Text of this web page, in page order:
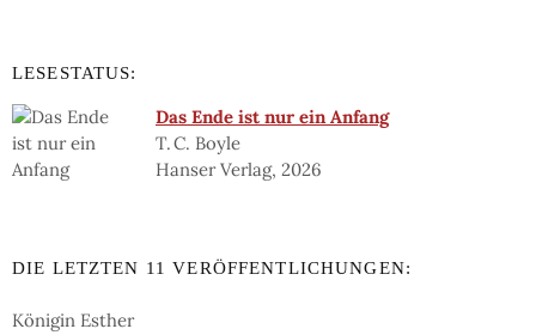
LESESTATUS:
Das Ende ist nur ein Anfang
T. C. Boyle
Hanser Verlag, 2026
DIE LETZTEN 11 VERÖFFENTLICHUNGEN:
Königin Esther